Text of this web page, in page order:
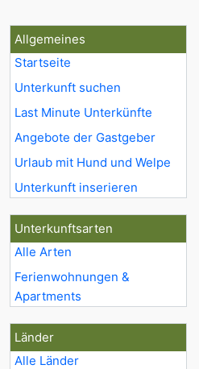
Allgemeines
Startseite
Unterkunft suchen
Last Minute Unterkünfte
Angebote der Gastgeber
Urlaub mit Hund und Welpe
Unterkunft inserieren
Unterkunftsarten
Alle Arten
Ferienwohnungen &
Apartments
Länder
Alle Länder